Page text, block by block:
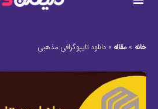
خانه »مقاله »دانلود تایپوگرافی مذهبی